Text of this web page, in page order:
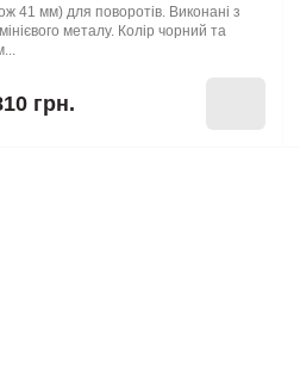
41 мм) для поворотів. Виконані з
металу. Колір чорний та
грн.